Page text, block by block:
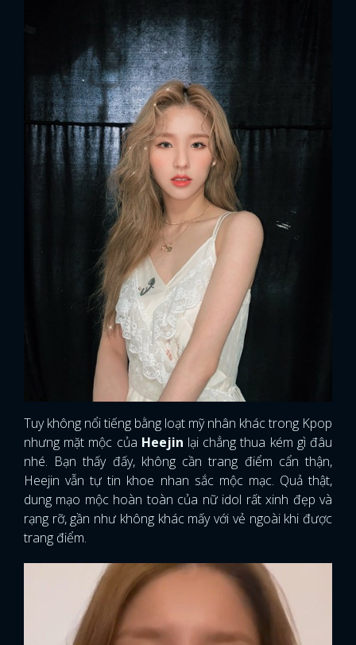
Tuy không nổi tiếng bằng loạt mỹ nhân khác trong Kpop
nhưng mặt mộc của Heejin lại chẳng thua kém gì đâu
nhé. Bạn thấy đấy, không cần trang điểm cẩn thận,
Heejin vẫn tự tin khoe nhan sắc mộc mạc. Quả thật,
dung mạo mộc hoàn toàn của nữ idol rất xinh đẹp và
rạng rỡ, gần như không khác mấy với vẻ ngoài khi được
trang điểm.